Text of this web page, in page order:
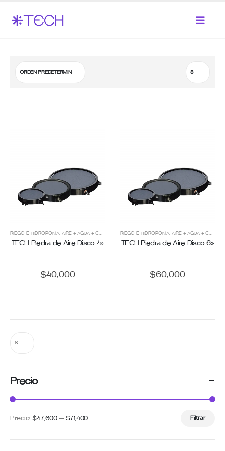
RIEGO E HIDROPONÍA AIRE + AGUA + CO2 CULTIVO,KITS DE CULTIVO, KITS TÉ ORGÁNICO
TECH Piedra de Aire Disco 4»
$40,000
RIEGO E HIDROPONÍA AIRE + AGUA + CO2
TECH Piedra de Aire Disco 6»
$60,000
Precio
Filtrar
Precio:$47,600— $71,400